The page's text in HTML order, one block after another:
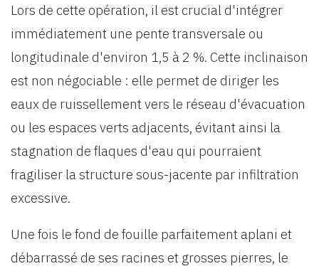
Lors de cette opération, il est crucial d'intégrer
immédiatement une pente transversale ou
longitudinale d'environ 1,5 à 2 %. Cette inclinaison
est non négociable : elle permet de diriger les
eaux de ruissellement vers le réseau d'évacuation
ou les espaces verts adjacents, évitant ainsi la
stagnation de flaques d'eau qui pourraient
fragiliser la structure sous-jacente par infiltration
excessive.
Une fois le fond de fouille parfaitement aplani et
débarrassé de ses racines et grosses pierres, le